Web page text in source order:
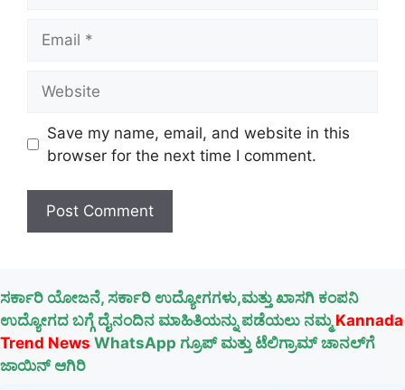
Save my name, email, and website in this
browser for the next time I comment.
ಸರ್ಕಾರಿ ಯೋಜನೆ, ಸರ್ಕಾರಿ ಉದ್ಯೋಗಗಳು,ಮತ್ತು ಖಾಸಗಿ ಕಂಪನಿ
ಉದ್ಯೋಗದ ಬಗ್ಗೆ ದೈನಂದಿನ ಮಾಹಿತಿಯನ್ನು ಪಡೆಯಲು ನಮ್ಮKannada
Trend News WhatsApp ಗ್ರೂಪ್ ಮತ್ತು ಟೆಲಿಗ್ರಾಮ್ ಚಾನಲ್‌ಗೆ
ಜಾಯಿನ್ ಆಗಿರಿ